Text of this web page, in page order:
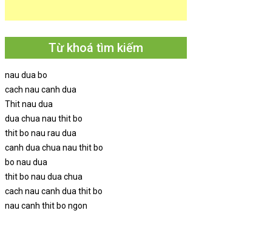
Từ khoá tìm kiếm
nau dua bo
cach nau canh dua
Thit nau dua
dua chua nau thit bo
thit bo nau rau dua
canh dua chua nau thit bo
bo nau dua
thit bo nau dua chua
cach nau canh dua thit bo
nau canh thit bo ngon